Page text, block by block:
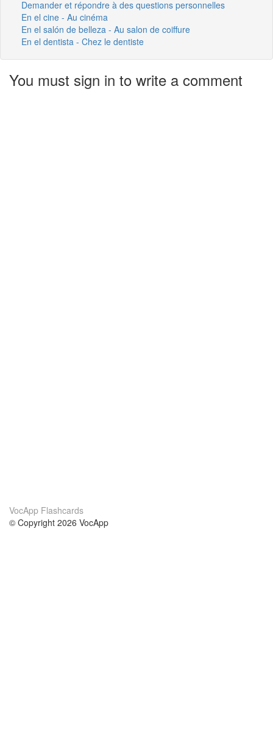
Demander et répondre à des questions personnelles
En el cine - Au cinéma
En el salón de belleza - Au salon de coiffure
En el dentista - Chez le dentiste
You must sign in to write a comment
VocApp Flashcards
© Copyright 2026 VocApp